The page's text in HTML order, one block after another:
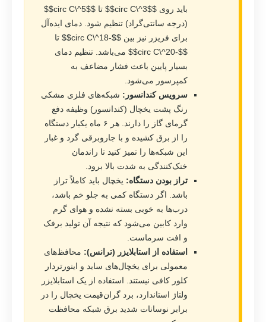
باید روی $$3^\circ C$$ تا $$5^\circ C$$
(درجه سانتی‌گراد) تنظیم شود. دمای ایده‌آل
برای فریزر نیز بین $$-18^\circ C$$ تا
$$-20^\circ C$$ می‌باشد. تنظیم دمای
بسیار پایین باعث فشار مضاعف به
کمپرسور می‌شود.
سرویس کندانسور: شبکه‌های فلزی مشکی
رنگ پشت یخچال (کندانسور) وظیفه دفع
گرمای گاز را دارند. هر ۶ ماه یکبار دستگاه
را از برق کشیده و با جاروبرقی گرد و غبار
این شبکه‌ها را تمیز کنید تا راندمان
خنک‌کنندگی به شدت بالا برود.
تراز بودن دستگاه: یخچال باید کاملاً تراز
باشد. اگر دستگاه کمی به جلو خم باشد،
درب‌ها به خوبی بسته نشده و هوای گرم
وارد کابین می‌شود که نتیجه آن تولید برفک
و افت سرماست.
استفاده از استابلایزر (ترانس): محافظ‌های
معمولی برای یخچال‌های ساید و اینورتردار
کلور کافی نیستند. استفاده از یک استابلایزر
ولتاژ استاندارد، برد گران‌قیمت یخچال را در
برابر نوسانات شدید برق شبکه محافظت